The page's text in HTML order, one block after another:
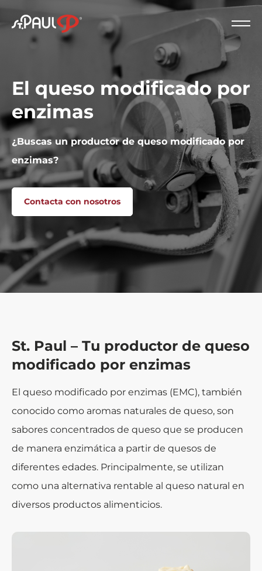
Logo St. Paul
El queso modificado por
enzimas
¿Buscas un productor de queso modificado por
enzimas?
Contacta con nosotros
St. Paul – Tu productor de queso
modificado por enzimas
El queso modificado por enzimas (EMC), también
conocido como aromas naturales de queso, son
sabores concentrados de queso que se producen
de manera enzimática a partir de quesos de
diferentes edades. Principalmente, se utilizan
como una alternativa rentable al queso natural en
diversos productos alimenticios.